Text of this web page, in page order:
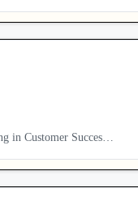
in Customer Succes…